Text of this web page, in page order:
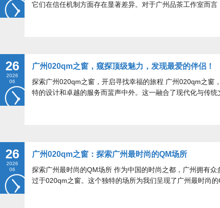
它们在信任机制方面存在显著差异。对于广州品茶工作室而言
26
2026
06
广州020qm之窗，窥探顶级魅力，发现最爱的伴侣！
探索广州020qm之窗，开启寻找幸福的旅程 广州020qm之窗
特的设计和卓越的服务而蜚声中外。这一融合了现代化与传统
26
2026
06
广州020qm之窗：探索广州最时尚的QM场所
探索广州最时尚的QM场所 作为中国的时尚之都，广州拥有
过于020qm之窗。这个独特的场所为我们呈现了广州最时尚